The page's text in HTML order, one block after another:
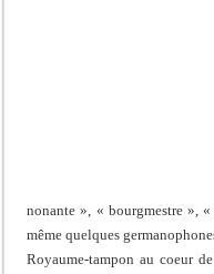
nonante », « bourgmestre »,
même quelques
Royaume-tampon au coeur